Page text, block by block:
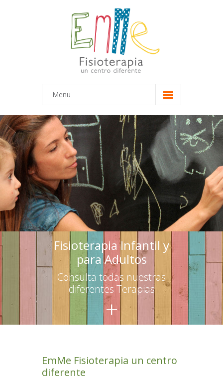
Menu
Inicio
Equipo
-- Marta
-- María
Terapias
-- Terapias Infantiles
-- Terapias para adultos
Escuelas
-- Asesoramiento
-- Talleres para educadores
-- Talleres para familias
Colaboraciones
Fisioterapia Infantil y
para Adultos
Consulta todas nuestras
diferentes Terapias
+
EmMe Fisioterapia un centro
diferente